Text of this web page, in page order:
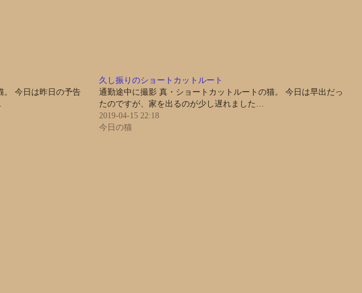
。 今日は昨日の予告
久し振りのショートカットルート
通勤途中に撮影 真・ショートカットルートの猫。 今日は早出だっ
たのですが、家を出るのが少し遅れました…
2019-04-15 22:18
今日の猫